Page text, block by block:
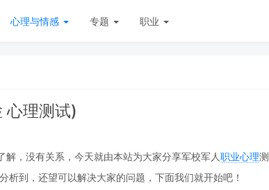
心理与情感 专题 职业
心理测试)
解，没有关系，今天就由本站为大家分享军校军人职业心理测
到，还望可以解决大家的问题，下面我们就开始吧！